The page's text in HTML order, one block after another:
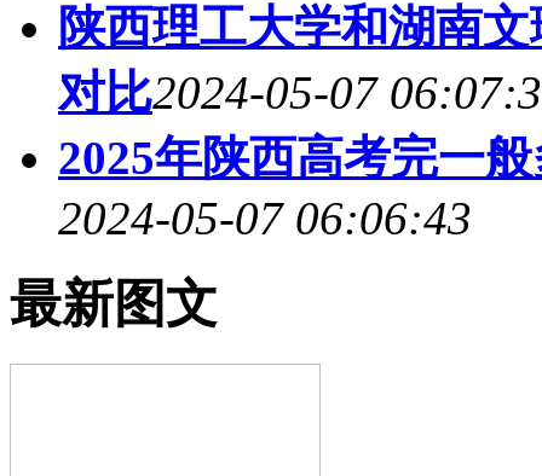
陕西理工大学和湖南
对比2024-05-07
2025年陕西高考完一
2024-05-07 06:06:43
最新图文